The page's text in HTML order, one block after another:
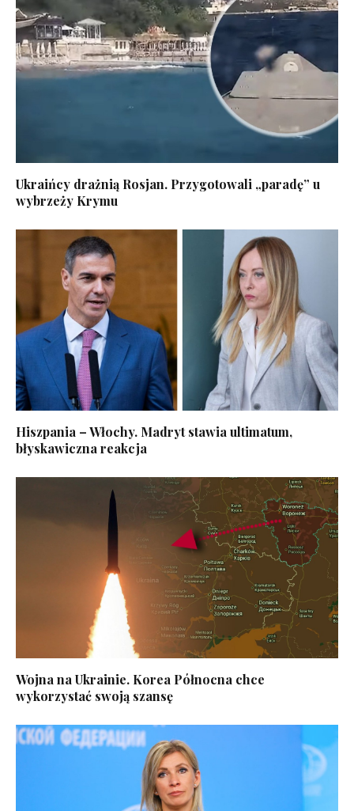
Ukraińcy drażnią Rosjan. Przygotowali „paradę” u
wybrzeży Krymu
Hiszpania – Włochy. Madryt stawia ultimatum,
błyskawiczna reakcja
Wojna na Ukrainie. Korea Północna chce
wykorzystać swoją szansę